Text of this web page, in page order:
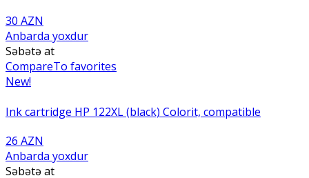
30 AZN
Anbarda yoxdur
Səbətə at
CompareTo favorites
New!
Ink cartridge HP 122XL (black) Colorit, compatible
26 AZN
Anbarda yoxdur
Səbətə at